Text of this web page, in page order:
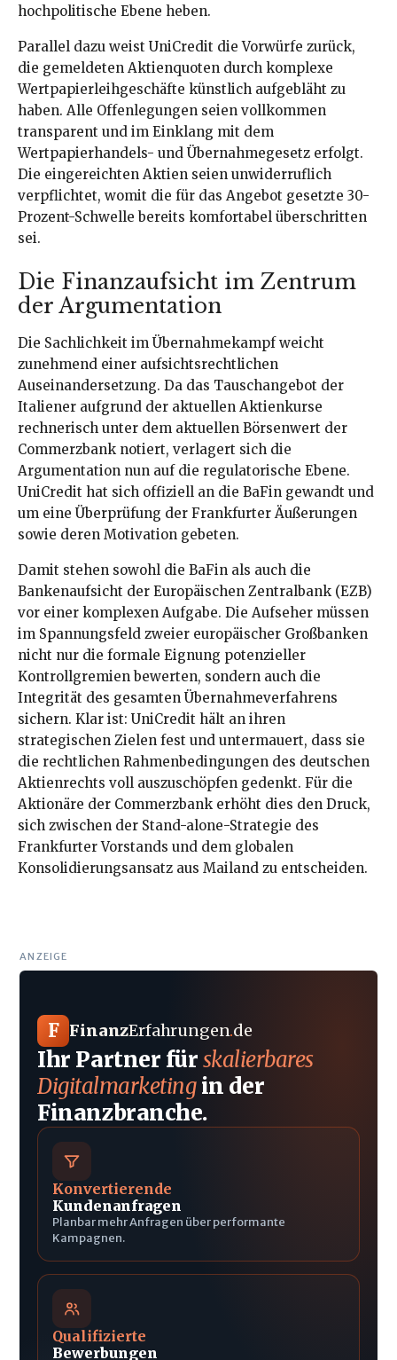
hochpolitische Ebene heben.
Parallel dazu weist UniCredit die Vorwürfe zurück,
die gemeldeten Aktienquoten durch komplexe
Wertpapierleihgeschäfte künstlich aufgebläht zu
haben. Alle Offenlegungen seien vollkommen
transparent und im Einklang mit dem
Wertpapierhandels- und Übernahmegesetz erfolgt.
Die eingereichten Aktien seien unwiderruflich
verpflichtet, womit die für das Angebot gesetzte 30-
Prozent-Schwelle bereits komfortabel überschritten
sei.
Die Finanzaufsicht im Zentrum
der Argumentation
Die Sachlichkeit im Übernahmekampf weicht
zunehmend einer aufsichtsrechtlichen
Auseinandersetzung. Da das Tauschangebot der
Italiener aufgrund der aktuellen Aktienkurse
rechnerisch unter dem aktuellen Börsenwert der
Commerzbank notiert, verlagert sich die
Argumentation nun auf die regulatorische Ebene.
UniCredit hat sich offiziell an die BaFin gewandt und
um eine Überprüfung der Frankfurter Äußerungen
sowie deren Motivation gebeten.
Damit stehen sowohl die BaFin als auch die
Bankenaufsicht der Europäischen Zentralbank (EZB)
vor einer komplexen Aufgabe. Die Aufseher müssen
im Spannungsfeld zweier europäischer Großbanken
nicht nur die formale Eignung potenzieller
Kontrollgremien bewerten, sondern auch die
Integrität des gesamten Übernahmeverfahrens
sichern. Klar ist: UniCredit hält an ihren
strategischen Zielen fest und untermauert, dass sie
die rechtlichen Rahmenbedingungen des deutschen
Aktienrechts voll auszuschöpfen gedenkt. Für die
Aktionäre der Commerzbank erhöht dies den Druck,
sich zwischen der Stand-alone-Strategie des
Frankfurter Vorstands und dem globalen
Konsolidierungsansatz aus Mailand zu entscheiden.
ANZEIGE
F FinanzErfahrungen.de
Ihr Partner fürskalierbares
Digitalmarketingin der
Finanzbranche.
Konvertierende
Kundenanfragen
Planbar mehr Anfragen über performante
Kampagnen.
Qualifizierte
Bewerbungen